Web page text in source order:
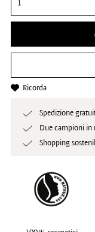
Ricorda
Spedizione
Due campioni in
Shopping